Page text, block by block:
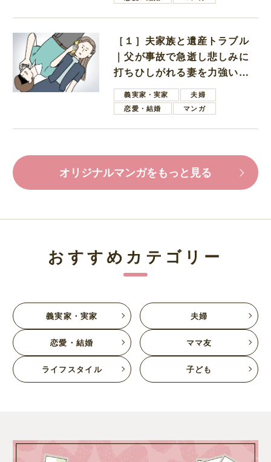
［１］夫家族と遺産トラブル
｜父が事故で急逝し悲しみに
打ちひしがれる妻を力強い言
葉で励ます夫
義実家・実家
夫婦
恋愛・結婚
マンガ
オリジナルマンガをもっと見る
おすすめカテゴリー
義実家・実家 夫婦
恋愛・結婚 ママ友
ライフスタイル 子ども